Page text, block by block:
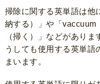
掃除に関する英単語は他
納する）」や「vaccuum
（掃く）」などがあり
うしても使用する英単語
まいます。